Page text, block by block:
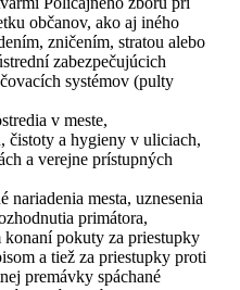
občanov, ako aj iného
zničením, stratou alebo
zabezpečujúcich
systémov (pulty
v meste,
čistoty a hygieny v uliciach,
a verejne prístupných
nariadenia mesta, uznesenia
primátora,
pokuty za priestupky
a tiež za priestupky proti
premávky spáchané